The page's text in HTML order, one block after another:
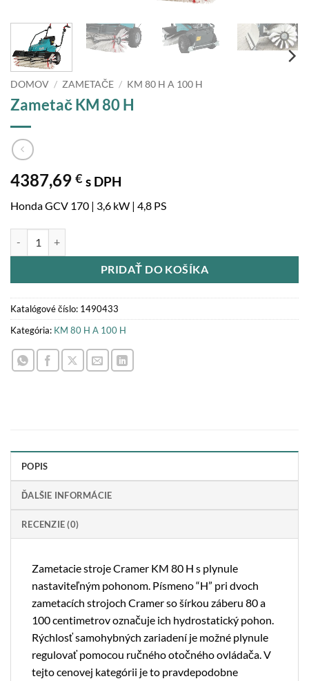
DOMOV / ZAMETAČE / KM 80 H A 100 H
Zametač KM 80 H
4387,69 € s DPH
Honda GCV 170 | 3,6 kW | 4,8 PS
PRIDAŤ DO KOŠÍKA
Katalógové číslo: 1490433
Kategória: KM 80 H A 100 H
POPIS
ĎALŠIE INFORMÁCIE
RECENZIE (0)
Zametacie stroje Cramer KM 80 H s plynule
nastaviteľným pohonom. Písmeno “H” pri dvoch
zametacích strojoch Cramer so šírkou záberu 80 a
100 centimetrov označuje ich hydrostatický pohon.
Rýchlosť samohybných zariadení je možné plynule
regulovať pomocou ručného otočného ovládača. V
tejto cenovej kategórii je to pravdepodobne